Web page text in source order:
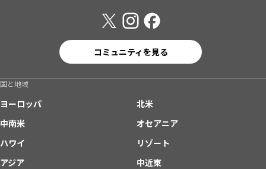
コミュニティを見る
国と地域
ヨーロッパ
北米
中南米
オセアニア
ハワイ
リゾート
アジア
中近東